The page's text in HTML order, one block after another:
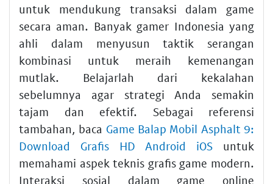
untuk mendukung transaksi dalam game
secara aman. Banyak gamer Indonesia yang
ahli dalam menyusun taktik serangan
kombinasi untuk meraih kemenangan
mutlak. Belajarlah dari kekalahan
sebelumnya agar strategi Anda semakin
tajam dan efektif. Sebagai referensi
tambahan, baca Game Balap Mobil Asphalt 9:
Download Grafis HD Android iOS untuk
memahami aspek teknis grafis game modern.
Interaksi sosial dalam game online